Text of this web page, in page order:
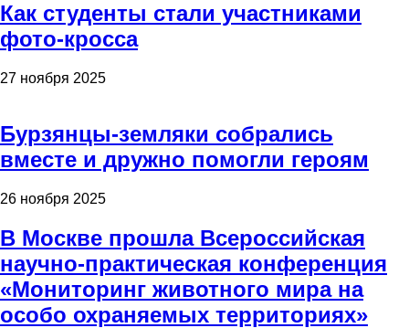
Как студенты стали участниками
фото-кросса
27 ноября 2025
Бурзянцы-земляки собрались
вместе и дружно помогли героям
26 ноября 2025
В Москве прошла Всероссийская
научно-практическая конференция
«Мониторинг животного мира на
особо охраняемых территориях»